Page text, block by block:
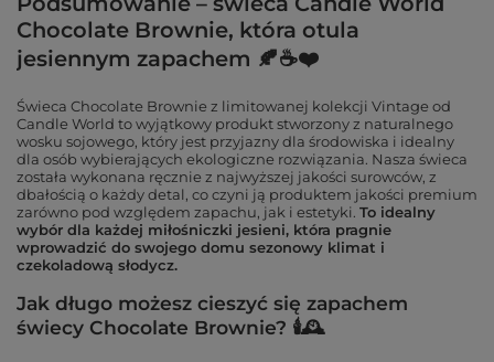
Chocolate Brownie, która otula
jesiennym zapachem 🍂☕❤️
Świeca Chocolate Brownie z limitowanej kolekcji Vintage od
Candle World to wyjątkowy produkt stworzony z naturalnego
wosku sojowego, który jest przyjazny dla środowiska i idealny
dla osób wybierających ekologiczne rozwiązania. Nasza świeca
została wykonana ręcznie z najwyższej jakości surowców, z
dbałością o każdy detal, co czyni ją produktem jakości premium
zarówno pod względem zapachu, jak i estetyki. To idealny
wybór dla każdej miłośniczki jesieni, która pragnie
wprowadzić do swojego domu sezonowy klimat i
czekoladową słodycz.
Jak długo możesz cieszyć się zapachem
świecy Chocolate Brownie? 🕯🕰